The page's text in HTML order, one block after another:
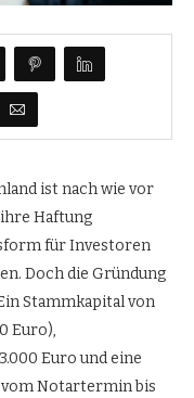
ist nach wie vor
Haftung
für Investoren
Doch die Gründung
Stammkapital von
Euro),
Euro und eine
vom Notartermin bis